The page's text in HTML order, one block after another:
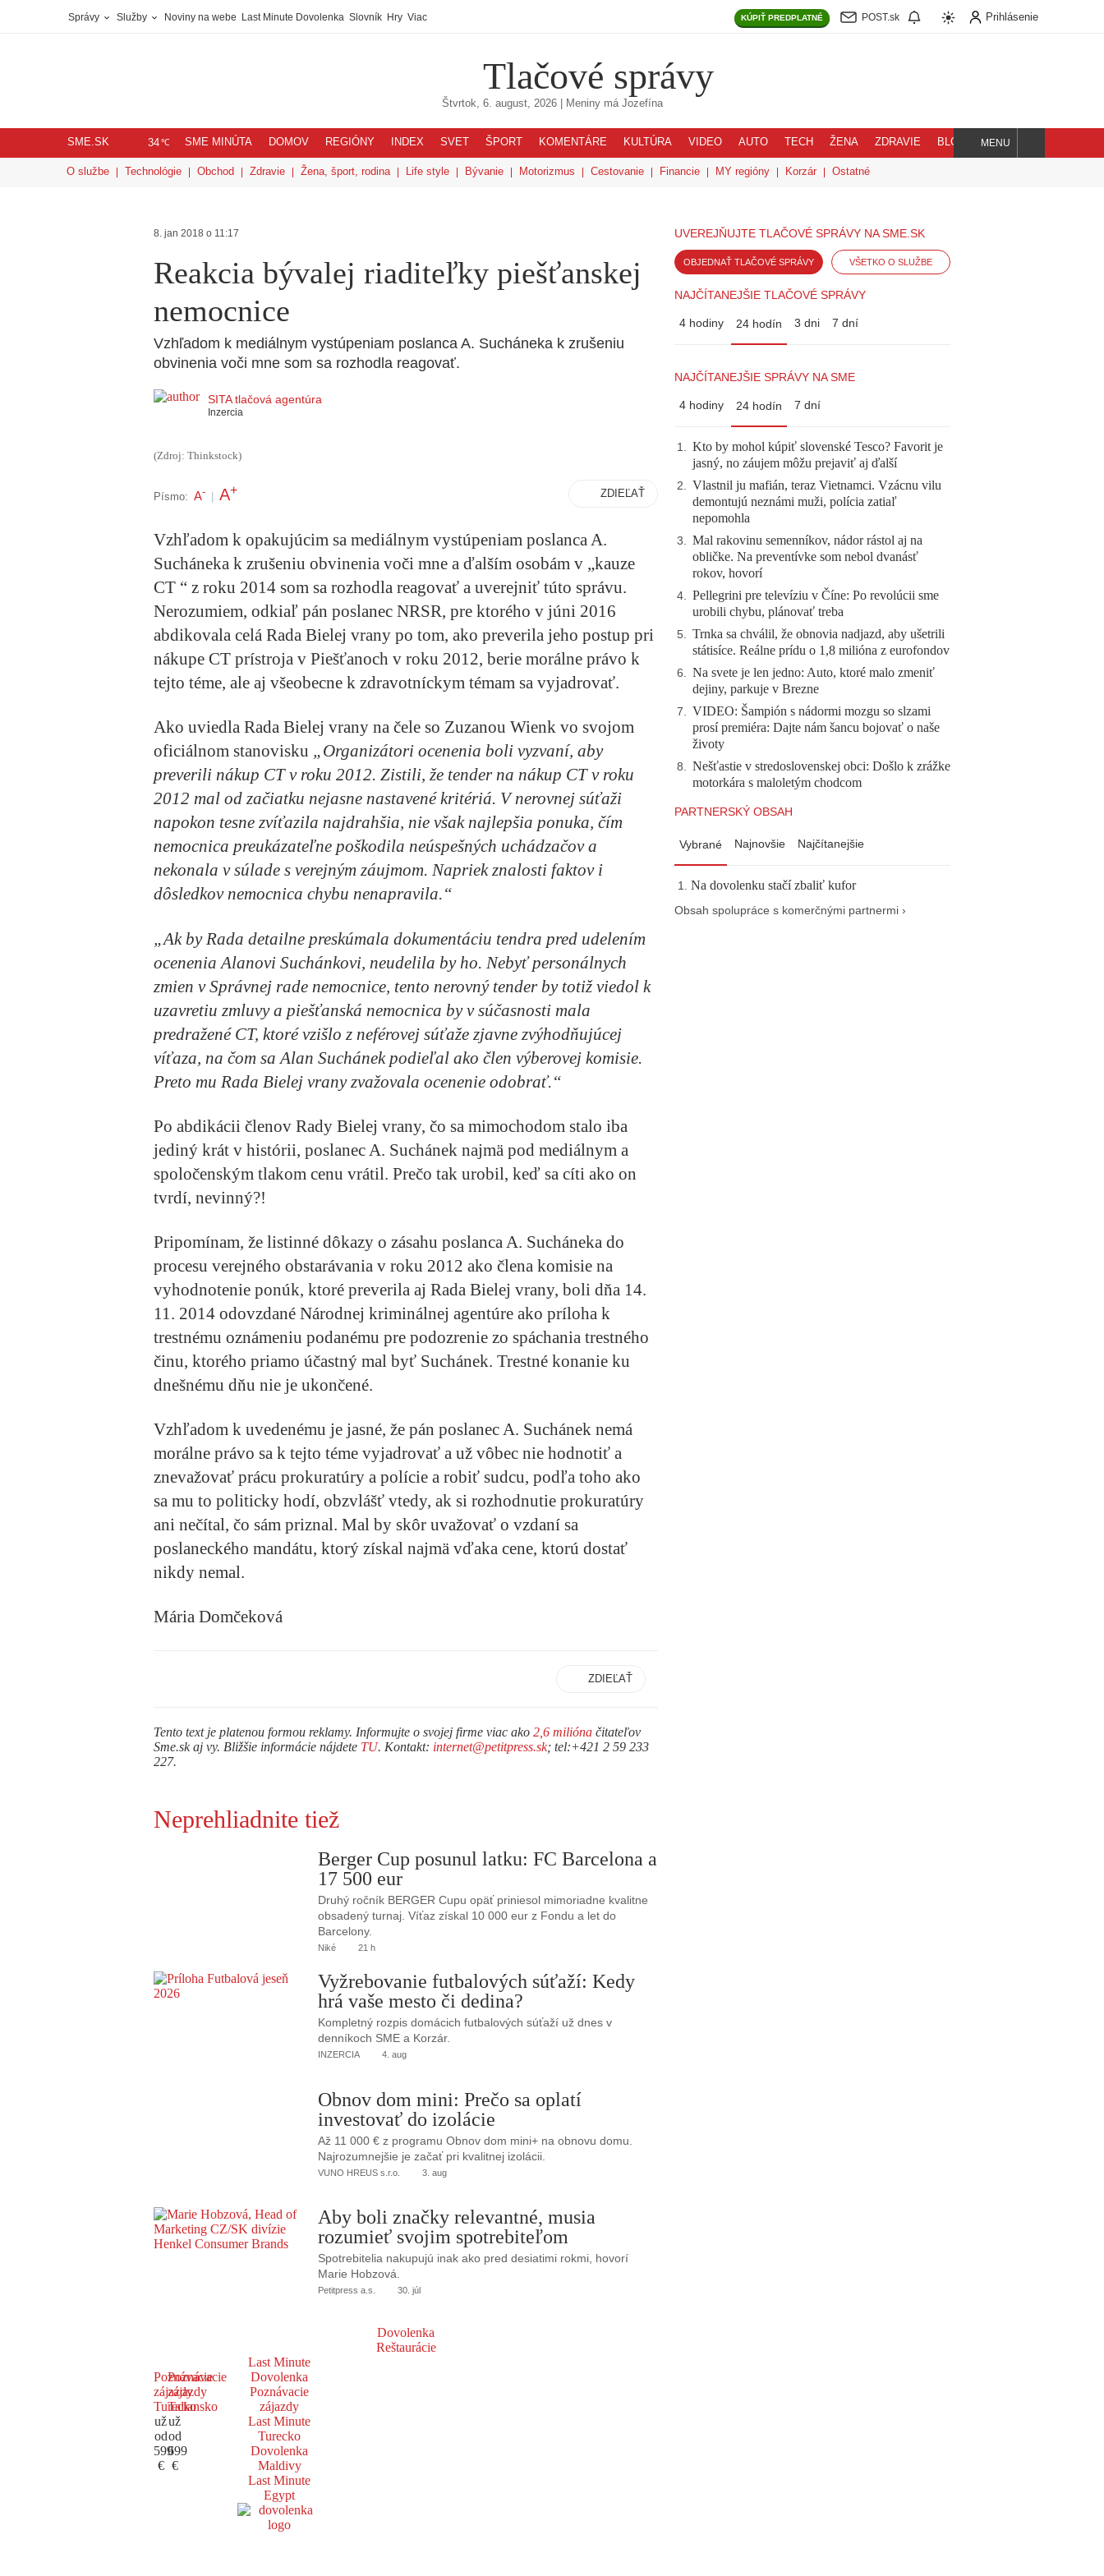
Správy Služby Noviny na webe Last Minute Dovolenka Slovník Hry Viac KÚPIŤ PREDPLATNÉ POST.sk Prihlásenie
Tlačové správy
Štvrtok, 6. august, 2026| Meniny má Jozefína
SME.SK 34℃ SME MINÚTA DOMOV REGIÓNY INDEX SVET ŠPORT KOMENTÁRE KULTÚRA VIDEO AUTO TECH ŽENA ZDRAVIE BLOG
Hľadaj
MENU
O službe Technológie Obchod Zdravie Žena, šport, rodina Life style Bývanie Motorizmus Cestovanie Financie MY regióny Korzár Ostatné
8. jan 2018 o 11:17
Reakcia bývalej riaditeľky piešťanskej
nemocnice
Vzhľadom k mediálnym vystúpeniam poslanca A. Sucháneka k zrušeniu
obvinenia voči mne som sa rozhodla reagovať.
SITA tlačová agentúra
Inzercia
(Zdroj: Thinkstock)
Písmo: A- A+ ZDIEĽAŤ
Vzhľadom k opakujúcim sa mediálnym vystúpeniam poslanca A.
Sucháneka k zrušeniu obvinenia voči mne a ďalším osobám v „kauze
CT “ z roku 2014 som sa rozhodla reagovať a uverejniť túto správu.
Nerozumiem, odkiaľ pán poslanec NRSR, pre ktorého v júni 2016
abdikovala celá Rada Bielej vrany po tom, ako preverila jeho postup pri
nákupe CT prístroja v Piešťanoch v roku 2012, berie morálne právo k
tejto téme, ale aj všeobecne k zdravotníckym témam sa vyjadrovať.
Ako uviedla Rada Bielej vrany na čele so Zuzanou Wienk vo svojom
oficiálnom stanovisku „Organizátori ocenenia boli vyzvaní, aby
preverili nákup CT v roku 2012. Zistili, že tender na nákup CT v roku
2012 mal od začiatku nejasne nastavené kritériá. V nerovnej súťaži
napokon tesne zvíťazila najdrahšia, nie však najlepšia ponuka, čím
nemocnica preukázateľne poškodila neúspešných uchádzačov a
nekonala v súlade s verejným záujmom. Napriek znalosti faktov i
dôsledkov nemocnica chybu nenapravila.“
„Ak by Rada detailne preskúmala dokumentáciu tendra pred udelením
ocenenia Alanovi Suchánkovi, neudelila by ho. Nebyť personálnych
zmien v Správnej rade nemocnice, tento nerovný tender by totiž viedol k
uzavretiu zmluvy a piešťanská nemocnica by v súčasnosti mala
predražené CT, ktoré vzišlo z neférovej súťaže zjavne zvýhodňujúcej
víťaza, na čom sa Alan Suchánek podieľal ako člen výberovej komisie.
Preto mu Rada Bielej vrany zvažovala ocenenie odobrať.“
Po abdikácii členov Rady Bielej vrany, čo sa mimochodom stalo iba
jediný krát v histórii, poslanec A. Suchánek najmä pod mediálnym a
spoločenským tlakom cenu vrátil. Prečo tak urobil, keď sa cíti ako on
tvrdí, nevinný?!
Pripomínam, že listinné dôkazy o zásahu poslanca A. Sucháneka do
procesu verejného obstarávania v roku 2012 ako člena komisie na
vyhodnotenie ponúk, ktoré preverila aj Rada Bielej vrany, boli dňa 14.
11. 2014 odovzdané Národnej kriminálnej agentúre ako príloha k
trestnému oznámeniu podanému pre podozrenie zo spáchania trestného
činu, ktorého priamo účastný mal byť Suchánek. Trestné konanie ku
dnešnému dňu nie je ukončené.
Vzhľadom k uvedenému je jasné, že pán poslanec A. Suchánek nemá
morálne právo sa k tejto téme vyjadrovať a už vôbec nie hodnotiť a
znevažovať prácu prokuratúry a polície a robiť sudcu, podľa toho ako
sa mu to politicky hodí, obzvlášť vtedy, ak si rozhodnutie prokuratúry
ani nečítal, čo sám priznal. Mal by skôr uvažovať o vzdaní sa
poslaneckého mandátu, ktorý získal najmä vďaka cene, ktorú dostať
nikdy nemal.
Mária Domčeková
ZDIEĽAŤ
Tento text je platenou formou reklamy. Informujte o svojej firme viac ako 2,6 milióna čitateľov
Sme.sk aj vy. Bližšie informácie nájdete TU. Kontakt: internet@petitpress.sk; tel:+421 2 59 233
227.
UVEREJŇUJTE TLAČOVÉ SPRÁVY NA SME.SK
OBJEDNAŤ TLAČOVÉ SPRÁVY VŠETKO O SLUŽBE
NAJČÍTANEJŠIE TLAČOVÉ SPRÁVY
4 hodiny 24 hodín 3 dni 7 dní
NAJČÍTANEJŠIE SPRÁVY NA SME
4 hodiny 24 hodín 7 dní
1. Kto by mohol kúpiť slovenské Tesco? Favorit je
jasný, no záujem môžu prejaviť aj ďalší
2. Vlastnil ju mafián, teraz Vietnamci. Vzácnu vilu
demontujú neznámi muži, polícia zatiaľ
nepomohla
3. Mal rakovinu semenníkov, nádor rástol aj na
obličke. Na preventívke som nebol dvanásť
rokov, hovorí
4. Pellegrini pre televíziu v Číne: Po revolúcii sme
urobili chybu, plánovať treba
5. Trnka sa chválil, že obnovia nadjazd, aby ušetrili
státisíce. Reálne prídu o 1,8 milióna z eurofondov
6. Na svete je len jedno: Auto, ktoré malo zmeniť
dejiny, parkuje v Brezne
7. VIDEO: Šampión s nádormi mozgu so slzami
prosí premiéra: Dajte nám šancu bojovať o naše
životy
8. Nešťastie v stredoslovenskej obci: Došlo k zrážke
motorkára s maloletým chodcom
PARTNERSKÝ OBSAH
Vybrané Najnovšie Najčítanejšie
Na dovolenku stačí zbaliť kufor
Obsah spolupráce s komerčnými partnermi ›
Neprehliadnite tiež
Berger Cup posunul latku: FC Barcelona a
17 500 eur
Druhý ročník BERGER Cupu opäť priniesol mimoriadne kvalitne
obsadený turnaj. Víťaz získal 10 000 eur z Fondu a let do
Barcelony.
Niké 21 h
Vyžrebovanie futbalových súťaží: Kedy
hrá vaše mesto či dedina?
Kompletný rozpis domácich futbalových súťaží už dnes v
denníkoch SME a Korzár.
INZERCIA 4. aug
Obnov dom mini: Prečo sa oplatí
investovať do izolácie
Až 11 000 € z programu Obnov dom mini+ na obnovu domu.
Najrozumnejšie je začať pri kvalitnej izolácii.
VUNO HREUS s.r.o. 3. aug
Aby boli značky relevantné, musia
rozumieť svojim spotrebiteľom
Spotrebitelia nakupujú inak ako pred desiatimi rokmi, hovorí
Marie Hobzová.
Petitpress a.s. 30. júl
Dovolenka
Reštaurácie
Poznávacie
zájazdy
Turecko
už
od
599
€
Poznávacie
zájazdy
Taliansko
už
od
699
€
Last Minute
Dovolenka
Poznávacie
zájazdy
Last Minute
Turecko
Dovolenka
Maldivy
Last Minute
Egypt